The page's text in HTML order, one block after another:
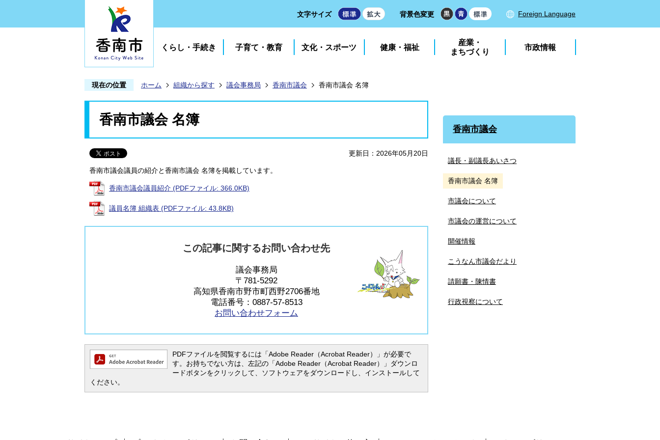
文字サイズ 背景色変更 Foreign Language
くらし・手続き 子育て・教育 文化・スポーツ 健康・福祉
産業・
まちづくり
市政情報
現在の位置 ホーム 組織から探す 議会事務局 香南市議会 香南市議会 名簿
香南市議会 名簿
更新日：2026年05月20日
香南市議会議員の紹介と香南市議会 名簿を掲載しています。
香南市議会議員紹介 (PDFファイル: 366.0KB)
議員名簿 組織表 (PDFファイル: 43.8KB)
この記事に関するお問い合わせ先
議会事務局
〒781-5292
高知県香南市野市町西野2706番地
電話番号：0887-57-8513
お問い合わせフォーム
PDFファイルを閲覧するには「Adobe Reader（Acrobat Reader）」が必要で
す。お持ちでない方は、左記の「Adobe Reader（Acrobat Reader）」ダウンロ
ードボタンをクリックして、ソフトウェアをダウンロードし、インストールして
ください。
香南市議会
議長・副議長あいさつ
香南市議会 名簿
市議会について
市議会の運営について
開催情報
こうなん市議会だより
請願書・陳情書
行政視察について